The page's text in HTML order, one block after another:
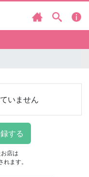
いません
店は
れます。